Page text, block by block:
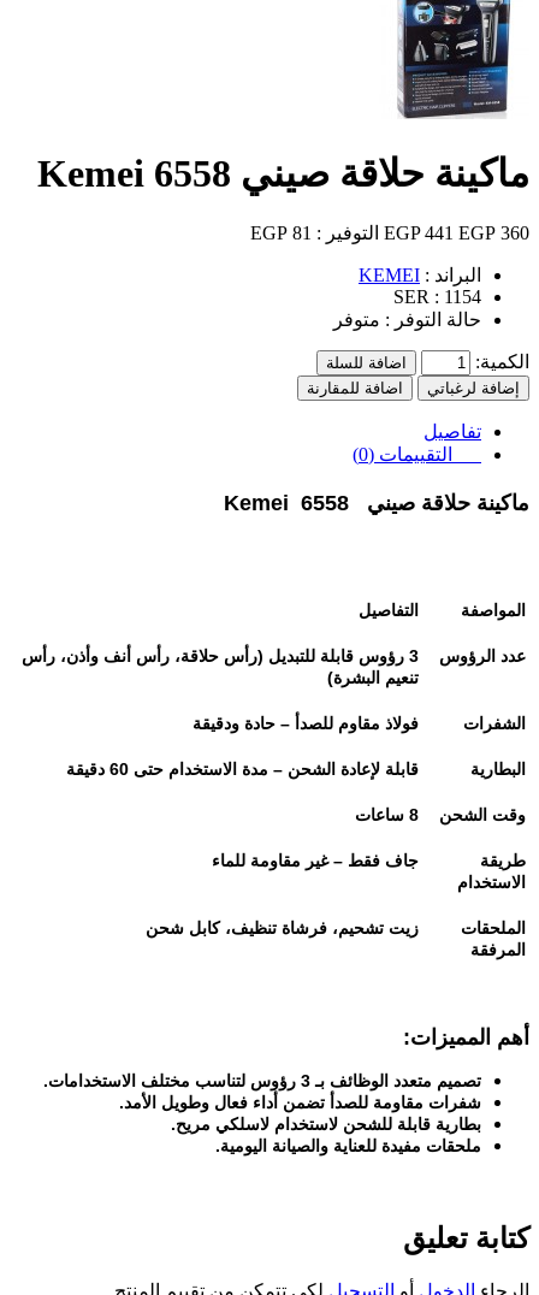
ماكينة حلاقة صيني Kemei 6558
360 EGP
441 EGP التوفير : 81 EGP
البراند : KEMEI
SER : 1154
حالة التوفر : متوفر
الكمية:
اضافة للسلة
إضافة لرغباتي
اضافة للمقارنة
تفاصيل
التقييمات (0)
ماكينة حلاقة صيني Kemei 6558
المواصفة التفاصيل
عدد الرؤوس 3 رؤوس قابلة للتبديل (رأس حلاقة، رأس أنف وأذن، رأس
تنعيم البشرة)
الشفرات فولاذ مقاوم للصدأ – حادة ودقيقة
البطارية قابلة لإعادة الشحن – مدة الاستخدام حتى 60 دقيقة
وقت الشحن 8 ساعات
طريقة
الاستخدام
جاف فقط – غير مقاومة للماء
الملحقات
المرفقة
زيت تشحيم، فرشاة تنظيف، كابل شحن
أهم المميزات:
تصميم متعدد الوظائف بـ 3 رؤوس لتناسب مختلف الاستخدامات
.
شفرات مقاومة للصدأ تضمن أداء فعال وطويل الأمد.
بطارية قابلة للشحن لاستخدام لاسلكي مريح.
ملحقات مفيدة للعناية والصيانة اليومية.
كتابة تعليق
الرجاء الدخول أو التسجيل لكي تتمكن من تقييم المنتج